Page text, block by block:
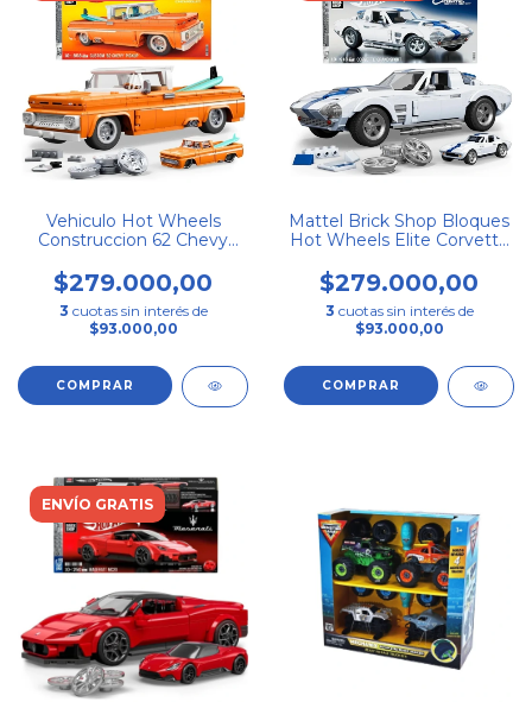
Vehiculo Hot Wheels
Construccion 62 Chevy
$279.000,00
3 cuotas sin interés de
$93.000,00
Mattel Brick Shop Bloques
Hot Wheels Elite Corvette
$279.000,00
3 cuotas sin interés de
$93.000,00
ENVÍO GRATIS